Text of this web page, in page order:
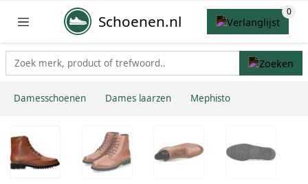
Schoenen.nl
Damesschoenen Dames laarzen Mephisto